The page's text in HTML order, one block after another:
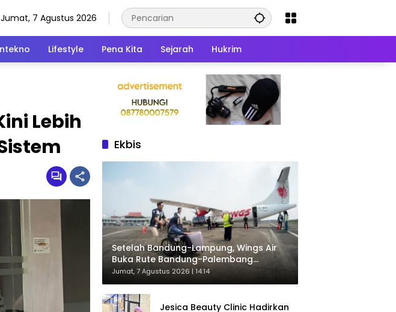
Jumat, 7 Agustus 2026
Lifestyle Pena Kita Sejarah Hukrim
Lebih
Ekbis
Setelah Bandung-Lampung, Wings Air
Buka Rute Bandung-Palembang
Direspons Langsung Penumpang
Jumat, 7 Agustus 2026 | 14:14
Jesica Beauty Clinic Hadirkan